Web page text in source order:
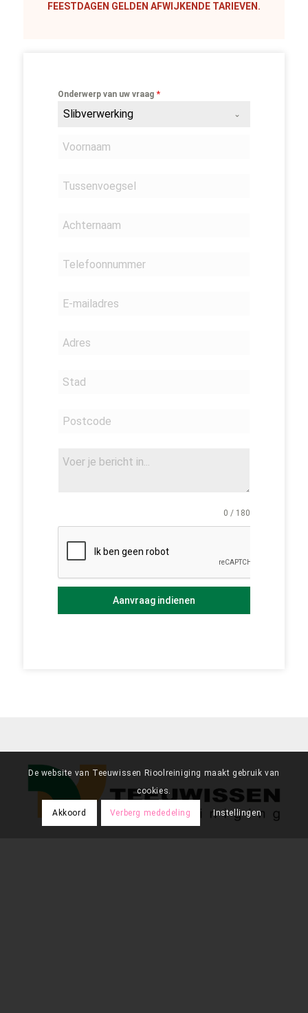
FEESTDAGEN GELDEN AFWIJKENDE TARIEVEN.
Onderwerp van uw vraag *
Slibverwerking
0 / 180
Aanvraag indienen
De website van Teeuwissen Rioolreiniging maakt gebruik van
cookies.
Akkoord Verberg mededeling Instellingen